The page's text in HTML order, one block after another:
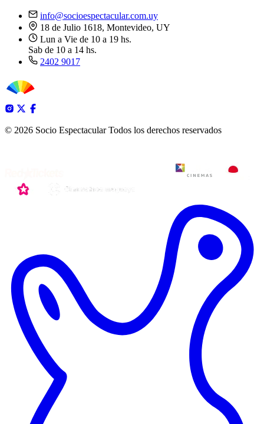
info@socioespectacular.com.uy
18 de Julio 1618, Montevideo, UY
Lun a Vie de 10 a 19 hs.
Sab de 10 a 14 hs.
2402 9017
© 2026 Socio Espectacular Todos los derechos reservados